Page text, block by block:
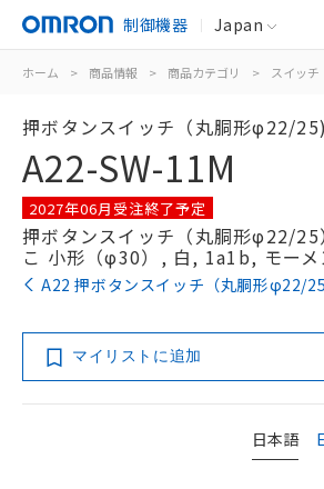
制御機器 Japan
ホーム > 商品情報 > 商品カテゴリ > スイッチ
押ボタンスイッチ（丸胴形φ22/25)
A22-SW-11M
2027年06月受注終了予定
押ボタンスイッチ（丸胴形φ22/
こ 小形（φ30）, 白, 1a1b, モーメ
A22 押ボタンスイッチ（丸胴形φ22/
マイリストに追加
日本語